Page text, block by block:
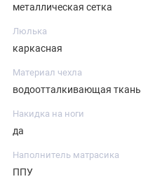
металлическая сетка
Люлька
каркасная
Материал чехла
водоотталкивающая ткань
Накидка на ноги
да
Наполнитель матрасика
ППУ